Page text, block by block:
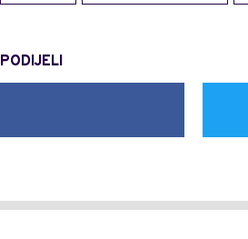
PODIJELI